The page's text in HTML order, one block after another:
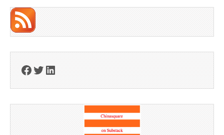
Facebook
Twitter
LinkedIn